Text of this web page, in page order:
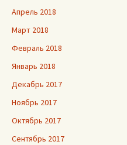
Апрель 2018
Март 2018
Февраль 2018
Январь 2018
Декабрь 2017
Ноябрь 2017
Октябрь 2017
Сентябрь 2017